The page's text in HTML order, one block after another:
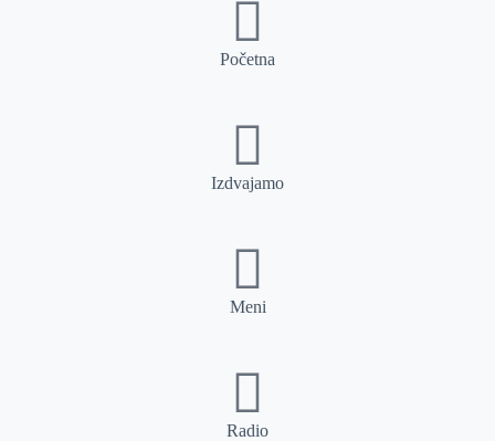
Početna
Izdvajamo
Meni
Radio